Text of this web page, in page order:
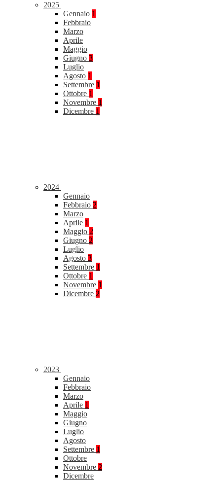
2025
Gennaio 1
Febbraio
Marzo
Aprile
Maggio
Giugno 3
Luglio
Agosto 1
Settembre 1
Ottobre 1
Novembre 1
Dicembre 1
2024
Gennaio
Febbraio 2
Marzo
Aprile 1
Maggio 2
Giugno 2
Luglio
Agosto 3
Settembre 1
Ottobre 1
Novembre 1
Dicembre 2
2023
Gennaio
Febbraio
Marzo
Aprile 1
Maggio
Giugno
Luglio
Agosto
Settembre 1
Ottobre
Novembre 2
Dicembre